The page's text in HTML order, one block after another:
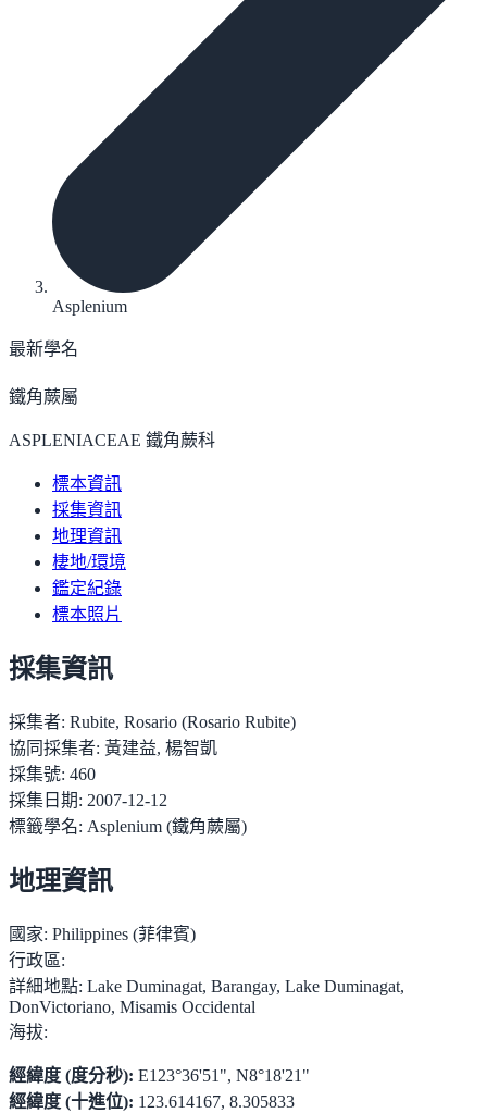
Asplenium
最新學名
鐵角蕨屬
ASPLENIACEAE 鐵角蕨科
標本資訊
採集資訊
地理資訊
棲地/環境
鑑定紀錄
標本照片
採集資訊
採集者: Rubite, Rosario (Rosario Rubite)
協同採集者: 黃建益, 楊智凱
採集號: 460
採集日期: 2007-12-12
標籤學名: Asplenium (鐵角蕨屬)
地理資訊
國家: Philippines (菲律賓)
行政區:
詳細地點: Lake Duminagat, Barangay, Lake Duminagat,
DonVictoriano, Misamis Occidental
海拔:
經緯度 (度分秒): E123°36'51", N8°18'21"
經緯度 (十進位): 123.614167, 8.305833